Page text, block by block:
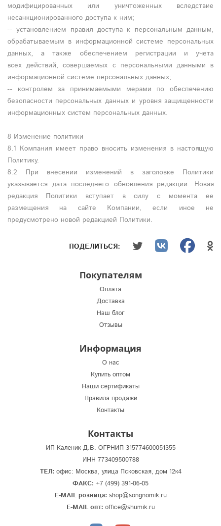
модифицированных или уничтоженных вследствие
несанкционированного доступа к ним;
-- установлением правил доступа к персональным данным,
обрабатываемым в информационной системе персональных
данных, а также обеспечением регистрации и учета
всех действий, совершаемых с персональными данными в
информационной системе персональных данных;
-- контролем за принимаемыми мерами по обеспечению
безопасности персональных данных и уровня защищенности
информационных систем персональных данных.
8 Изменение политики
8.1 Компания имеет право вносить изменения в настоящую
Политику.
8.2 При внесении изменений в заголовке Политики
указывается дата последнего обновления редакции. Новая
редакция Политики вступает в силу с момента ее
размещения на сайте Компании, если иное не
предусмотрено новой редакцией Политики.
ПОДЕЛИТЬСЯ:
Покупателям
Оплата
Доставка
Наш блог
Отзывы
Информация
О нас
Купить оптом
Наши сертификаты
Правила продажи
Контакты
Контакты
ИП Каленик Д.В. ОГРНИП 315774600051355
ИНН 773409500788
ТЕЛ: офис: Москва, улица Псковская, дом 12к4
ФАКС: +7 (499) 391-06-05
E-MAIL розница: shop@songnomik.ru
E-MAIL опт: office@shumik.ru